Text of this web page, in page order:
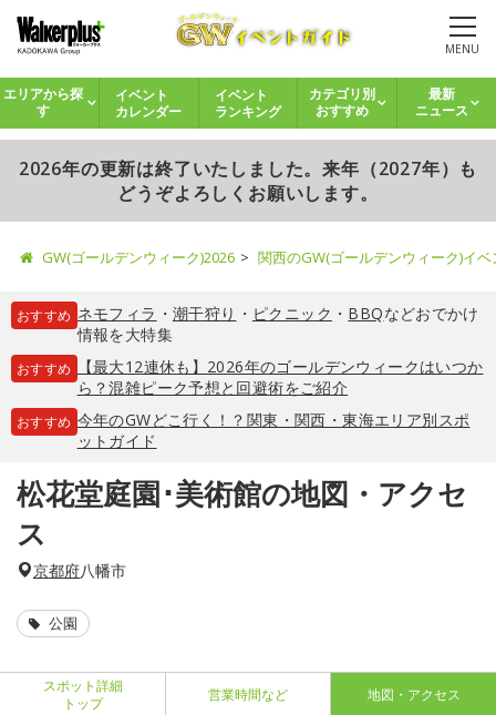
MENU
エリアから探
す
イベント
カレンダー
イベント
ランキング
カテゴリ別
おすすめ
最新
ニュース
2026年の更新は終了いたしました。来年（2027年）も
どうぞよろしくお願いします。
GW(ゴールデンウィーク)2026 関西のGW(ゴールデンウィーク)イ
おすすめ ネモフィラ ・ 潮干狩り ・ ピクニック ・ BBQなどおでかけ
情報を大特集
おすすめ
【最大12連休も】2026年のゴールデンウィークはいつか
ら？混雑ピーク予想と回避術をご紹介
おすすめ 今年のGWどこ行く！？関東・関西・東海エリア別スポ
ットガイド
松花堂庭園･美術館の地図・アクセ
ス
京都府八幡市
公園
スポット詳細
トップ
営業時間など 地図・アクセス